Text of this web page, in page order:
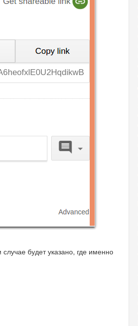
случае будет указано, где именно